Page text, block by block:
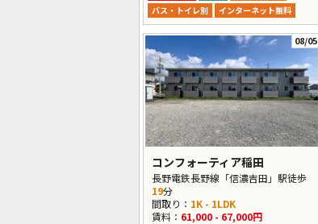
バス・トイレ別
インターネット無料
08/05
コンフォーティア稲田
長野電鉄長野線「信濃吉田」駅徒歩
19分
間取り： 1K - 1LDK
賃料： 61,000 - 67,000円